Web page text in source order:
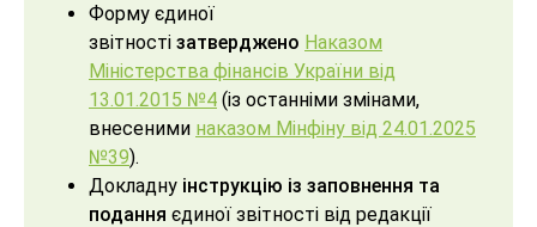
Форму єдиної
звітності затверджено Наказом
Міністерства фінансів України від
13.01.2015 №4 (із останніми змінами,
внесеними наказом Мінфіну від 24.01.2025
№39).
Докладну інструкцію із заповнення та
подання єдиної звітності від редакції